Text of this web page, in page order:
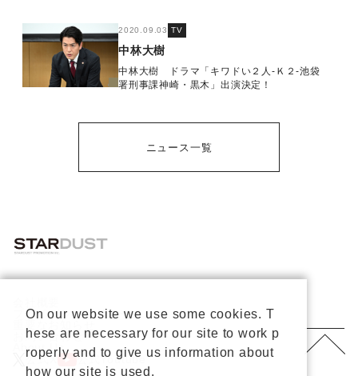
2020.09.03 TV
中林大樹
中林大樹 ドラマ「キワドい２人-Ｋ２-池袋
署刑事課神崎・黒木」出演決定！
ニュース一覧
プライバシーポリシー
お問い合わせ
About Us
公式X
公式Youtube
On our website we use some cookies. T
hese are necessary for our site to work p
roperly and to give us information about
how our site is used.